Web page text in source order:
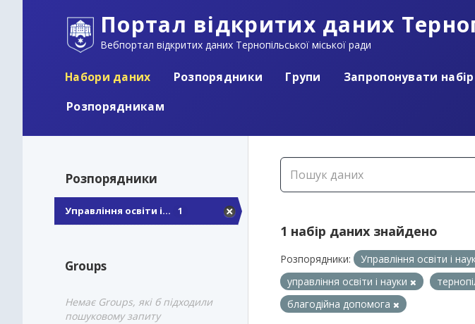
Портал відкритих даних
Вебпортал відкритих даних Тернопільської міської ради
Набори даних Розпорядники Групи Запропонувати набір
Розпорядникам
Розпорядники
Управління освіти і... 1
Groups
Немає Groups, які б підходили
пошуковому запиту
1 набір даних знайдено
Розпорядники: Управління освіти і
управління освіти і науки
благодійна допомога